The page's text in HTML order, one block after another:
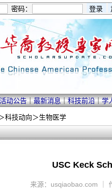
密码：
活动公告｜最新消息｜科技前沿｜学
科技动向＞生物医学
USC Keck
来源：usqiaobao.com ｜